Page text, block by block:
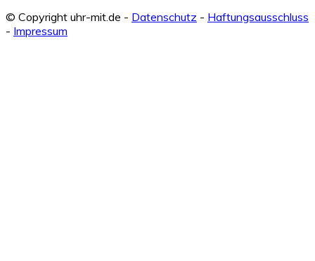
© Copyright uhr-mit.de - Datenschutz - Haftungsausschluss
- Impressum